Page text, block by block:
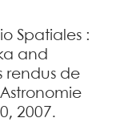
Spatiales :
and
rendus de
2007.